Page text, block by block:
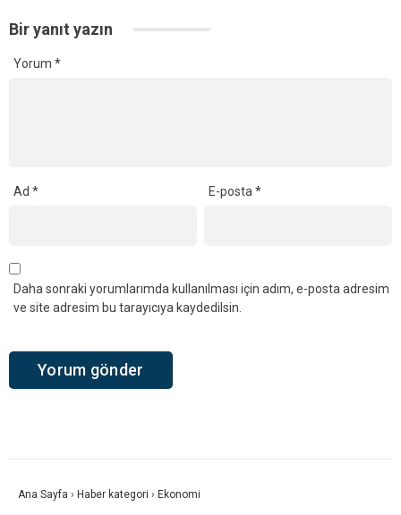
Bir yanıt yazın
Yorum *
Ad * E-posta*
Daha sonraki yorumlarımda kullanılması için adım, e-posta adresim
ve site adresim bu tarayıcıya kaydedilsin.
Ana Sayfa › Haber kategori › Ekonomi